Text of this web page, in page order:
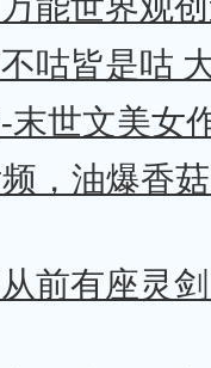
咕皆是咕
末世文美女
，油爆香
前有座灵